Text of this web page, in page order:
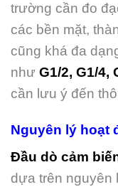
trường cần đo
các bền mặt,
cũng khá đa
như G1/2, G1/4,
cần lưu ý đến
Nguyên lý hoạt
Đầu dò cảm
dựa trên nguyên